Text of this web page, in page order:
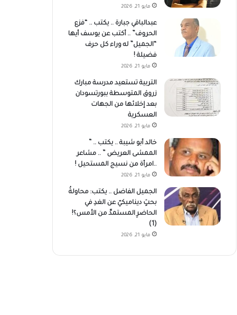
مايو 21, 2026
عبدالباقي جبارة .. يكتب .. “فزع
الحروف” .. أكتب عن يوسف أيها
“الجميل” له وراء كل حرف
فضيلة !
مايو 21, 2026
التربية تستعيد مدرسة مبارك
زروق المتوسطة ببورتسودان
بعد إخلائها من الجهات
العسكرية
مايو 21, 2026
خالد أبو شيبة .. يكتب .. ”
الممشى العريض ” .. مشاعر
..امرأة من نسيج المستحيل !
مايو 21, 2026
الجميل الفاضل .. يكتب: محاولةُ
بحثٍ ديناميكيّ عن الغدِ في
الحاضرِ المستمدِّ من الأمس؟!
(1)
مايو 21, 2026